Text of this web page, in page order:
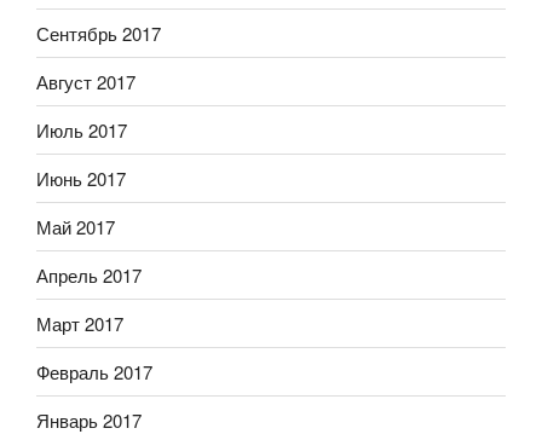
Сентябрь 2017
Август 2017
Июль 2017
Июнь 2017
Май 2017
Апрель 2017
Март 2017
Февраль 2017
Январь 2017